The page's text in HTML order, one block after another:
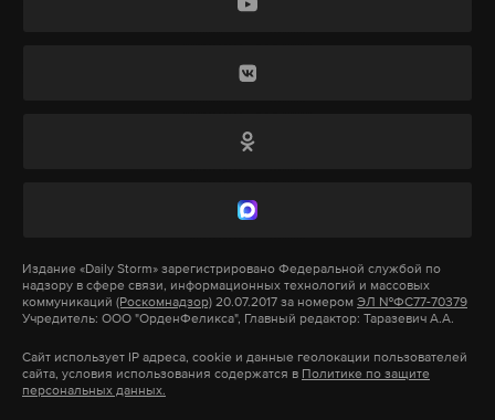
Подпишитесь на Daily Storm в
Трамп согласился с Путиным,
Центробанка Эльвиры Набиуллиной президенту
уголовное дело — о хищении у «Югры» 283
Подпишитесь на Daily Storm вMAX. Он
работает там, где тормозит интернет.
А еще мы есть вTelegram,ДзениVK.
Макс Telegram
сообщали, что произошло «незаконное
железнодорожного транспорта». Из-за инцидента
Главное управление разведки Министерства
моста в Самарской области, не заявив при этом о
Подпишитесь на Daily Storm вMAX. Он
работает там, где тормозит интернет.
А еще мы есть вTelegram,ДзениVK.
Издание «Daily Storm» зарегистрировано Федеральной службой по
надзору в сфере связи, информационных технологий и массовых
коммуникаций (Роскомнадзор) 20.07.2017 за номером ЭЛ №ФС77-70379
Учредитель: ООО "ОрденФеликса", Главный редактор: Таразевич А.А.
Сайт использует IP адреса, cookie и данные геолокации пользователей
сайта, условия использования содержатся в Политике по защите
персональных данных.